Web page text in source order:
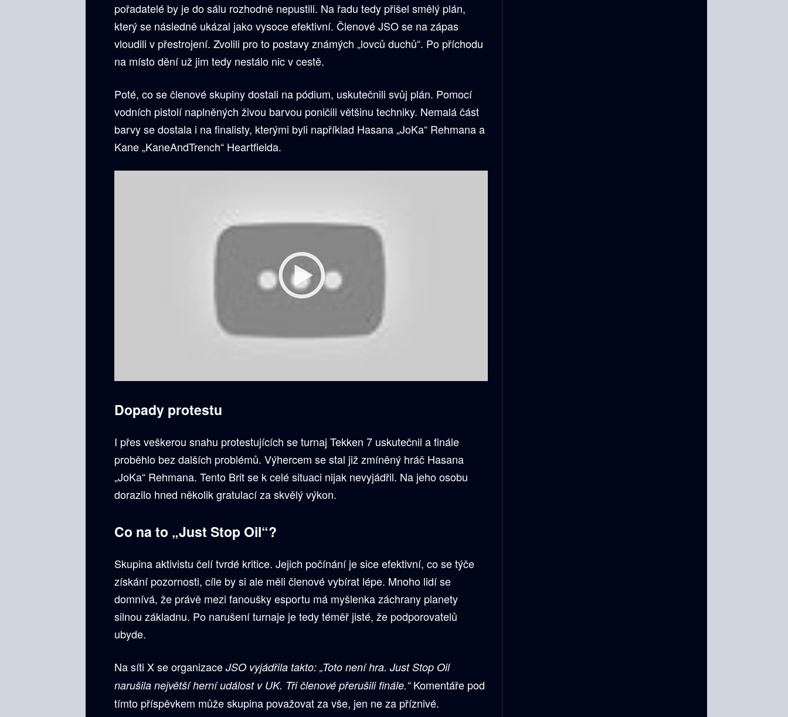
pořadatelé by je do sálu rozhodně nepustili. Na řadu tedy přišel smělý plán,
který se následně ukázal jako vysoce efektivní. Členové JSO se na zápas
vloudili v přestrojení. Zvolili pro to postavy známých „lovců duchů“. Po příchodu
na místo dění už jim tedy nestálo nic v cestě.
Poté, co se členové skupiny dostali na pódium, uskutečnili svůj plán. Pomocí
vodních pistolí naplněných živou barvou poničili většinu techniky. Nemalá část
barvy se dostala i na finalisty, kterými byli například Hasana „JoKa“ Rehmana a
Kane „KaneAndTrench“ Heartfielda.
Dopady protestu
I přes veškerou snahu protestujících se turnaj Tekken 7 uskutečnil a finále
proběhlo bez dalších problémů. Výhercem se stal již zmíněný hráč Hasana
„JoKa“ Rehmana. Tento Brit se k celé situaci nijak nevyjádřil. Na jeho osobu
dorazilo hned několik gratulací za skvělý výkon.
Co na to „Just Stop Oil“?
Skupina aktivistu čelí tvrdé kritice. Jejich počínání je sice efektivní, co se týče
získání pozornosti, cíle by si ale měli členové vybírat lépe. Mnoho lidí se
domnívá, že právě mezi fanoušky esportu má myšlenka záchrany planety
silnou základnu. Po narušení turnaje je tedy téměř jisté, že podporovatelů
ubyde.
Na síti X se organizace JSO vyjádřila takto: „Toto není hra. Just Stop Oil
narušila největší herní událost v UK. Tři členové přerušili finále.“ Komentáře pod
tímto příspěvkem může skupina považovat za vše, jen ne za příznivé.